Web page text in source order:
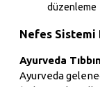
düzenleme
Nefes Sistemi
Ayurveda
Ayurveda